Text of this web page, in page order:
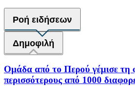
Ροή ειδήσεων
Δημοφιλή
Ομάδα από το Περού γέμισε τη
περισσότερους από 1000